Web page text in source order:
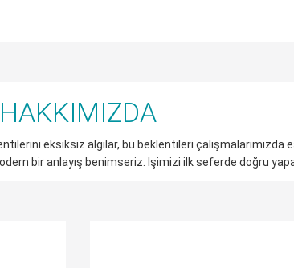
HAKKIMIZDA
eksiksiz algılar, bu beklentileri çalışmalarımızda
bir anlayış benimseriz. İşimizi ilk seferde doğru